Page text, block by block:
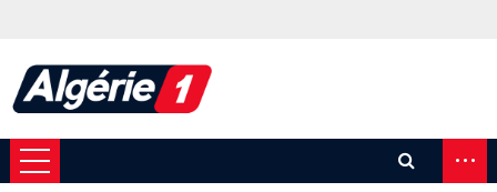
...